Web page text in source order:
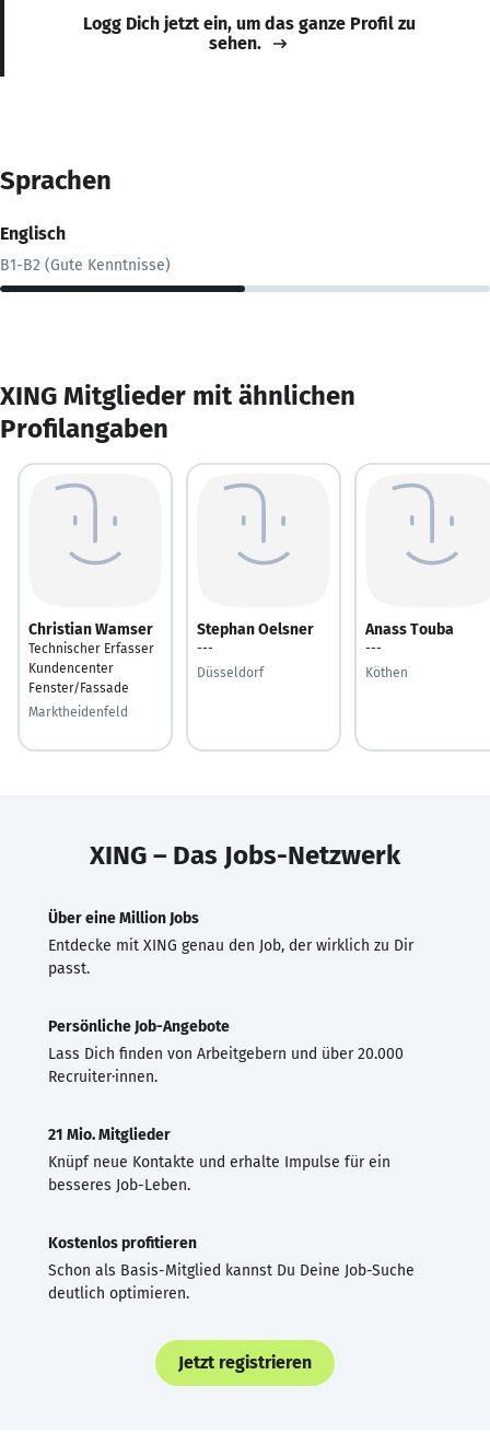
Logg Dich jetzt ein, um das ganze Profil zu
sehen.
Sprachen
Englisch
B1-B2 (Gute Kenntnisse)
XING Mitglieder mit ähnlichen
Profilangaben
Christian Wamser
Technischer Erfasser
Kundencenter
Fenster/Fassade
Marktheidenfeld
Stephan Oelsner
---
Düsseldorf
Anass Touba
---
Köthen
XING – Das Jobs-Netzwerk
Über eine Million Jobs
Entdecke mit XING genau den Job, der wirklich zu Dir
passt.
Persönliche Job-Angebote
Lass Dich finden von Arbeitgebern und über 20.000
Recruiter·innen.
21 Mio. Mitglieder
Knüpf neue Kontakte und erhalte Impulse für ein
besseres Job-Leben.
Kostenlos profitieren
Schon als Basis-Mitglied kannst Du Deine Job-Suche
deutlich optimieren.
Jetzt registrieren